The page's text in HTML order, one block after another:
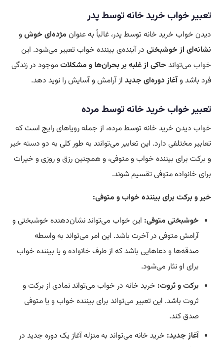
تعبیر خواب خرید خانه توسط پدر
دیدن خواب خرید خانه توسط پدر، غالباً به عنوان مژده‌ای خوشو
نشانه‌ای از خوشبختی در آینده‌ی بیننده خواب تعبیر می‌شود. این
خواب می‌تواندحاکی از غلبه بر بحران‌ها و مشکلاتموجود در زندگی
فرد باشد وآغاز دوره‌ای جدید از آرامش و آسایش را نوید دهد.
تعبیر خواب خرید خانه توسط مرده
خواب دیدن خرید خانه توسط مرده، از جمله رویاهای رایج است که
تعابیر مختلفی دارد. این تعابیر می‌توانند به طور کلی به دو دسته خیر
و برکت برای بیننده خواب و متوفی، و همچنین رزق و روزی و خیرات
برای خانواده متوفی تقسیم شوند.
خیر و برکت برای بیننده خواب و متوفی:
خوشبختی متوفی: این خواب می‌تواند نشان‌دهنده خوشبختی و
آرامش متوفی در آخرت باشد. این امر می‌تواند به واسطه
صدقه‌ها و دعاهایی باشد که از طرف خانواده و یا بیننده خواب
برای او نثار می‌شود.
برکت و ثروت: خرید خانه در خواب می‌تواند نمادی از برکت و
ثروت باشد. این تعبیر می‌تواند برای بیننده خواب و یا متوفی
صدق کند.
آغاز جدید: خرید خانه می‌تواند به منزله آغاز یک دوره جدید در